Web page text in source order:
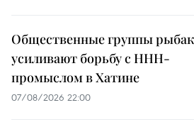
Общественные группы
усиливают борьбу с ННН-
промыслом в Хатине
07/08/2026 22:00